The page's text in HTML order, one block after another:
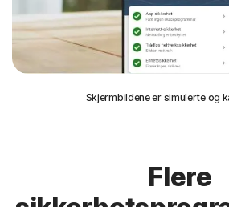
Skjermbildene er simulerte og
Flere